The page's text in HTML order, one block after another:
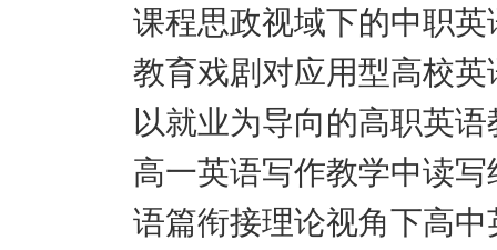
课程思政视域下的中职
教育戏剧对应用型高校
以就业为导向的高职英
高一英语写作教学中读
语篇衔接理论视角下高